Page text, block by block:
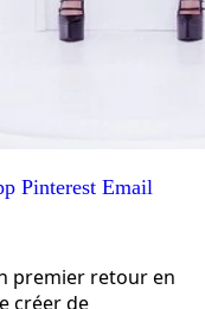
Pinterest Email
premier retour en
créer de